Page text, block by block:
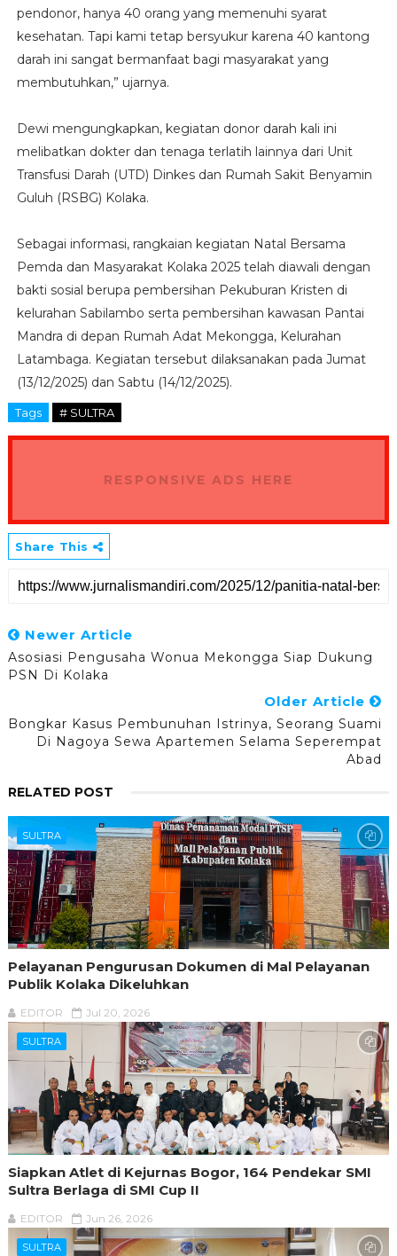
pendonor, hanya 40 orang yang memenuhi syarat
kesehatan. Tapi kami tetap bersyukur karena 40 kantong
darah ini sangat bermanfaat bagi masyarakat yang
membutuhkan,” ujarnya.
Dewi mengungkapkan, kegiatan donor darah kali ini
melibatkan dokter dan tenaga terlatih lainnya dari Unit
Transfusi Darah (UTD) Dinkes dan Rumah Sakit Benyamin
Guluh (RSBG) Kolaka.
Sebagai informasi, rangkaian kegiatan Natal Bersama
Pemda dan Masyarakat Kolaka 2025 telah diawali dengan
bakti sosial berupa pembersihan Pekuburan Kristen di
kelurahan Sabilambo serta pembersihan kawasan Pantai
Mandra di depan Rumah Adat Mekongga, Kelurahan
Latambaga. Kegiatan tersebut dilaksanakan pada Jumat
(13/12/2025) dan Sabtu (14/12/2025).
Tags # SULTRA
RESPONSIVE ADS HERE
Share This
Newer Article
Asosiasi Pengusaha Wonua Mekongga Siap Dukung
PSN Di Kolaka
Older Article
Bongkar Kasus Pembunuhan Istrinya, Seorang Suami
Di Nagoya Sewa Apartemen Selama Seperempat
Abad
RELATED POST
SULTRA
Pelayanan Pengurusan Dokumen di Mal Pelayanan
Publik Kolaka Dikeluhkan
EDITOR Jul 20, 2026
SULTRA
Siapkan Atlet di Kejurnas Bogor, 164 Pendekar SMI
Sultra Berlaga di SMI Cup II
EDITOR Jun 26, 2026
SULTRA